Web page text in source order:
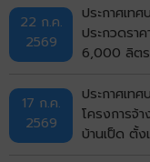
ด้วยวิธีประ
22 ก.ค.
2569
ประกาศเท
ประกวดรา
6,000 ลิต
ตั้งระบบปั๊ม
จำนวน 1 คั
bidding)
17 ก.ค.
2569
ประกาศเท
โครงการจ้า
บ้านเป็ด ตั้